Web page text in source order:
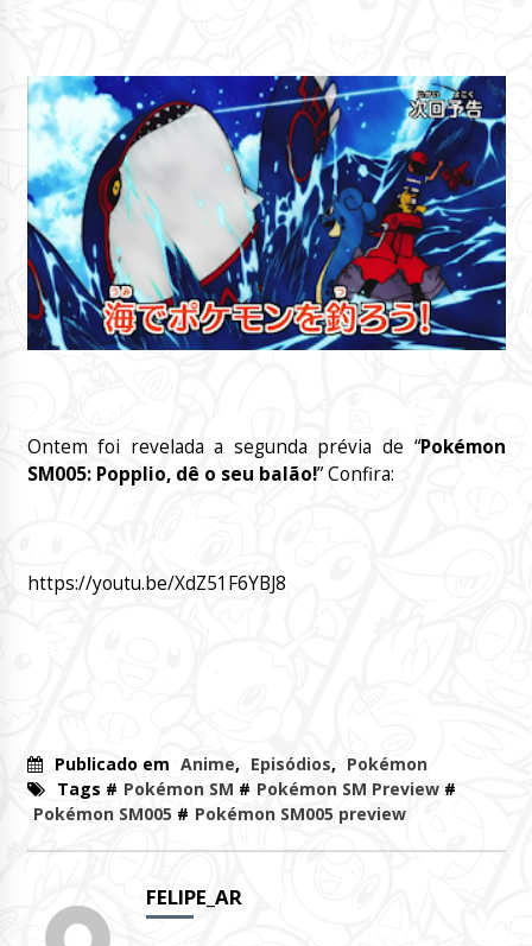
Ontem foi revelada a segunda prévia de “Pokémon
SM005: Popplio, dê o seu balão!” Confira:
https://youtu.be/XdZ51F6YBJ8
Publicado em Anime, Episódios, Pokémon
Tags # Pokémon SM # Pokémon SM Preview#
Pokémon SM005 # Pokémon SM005 preview
FELIPE_AR